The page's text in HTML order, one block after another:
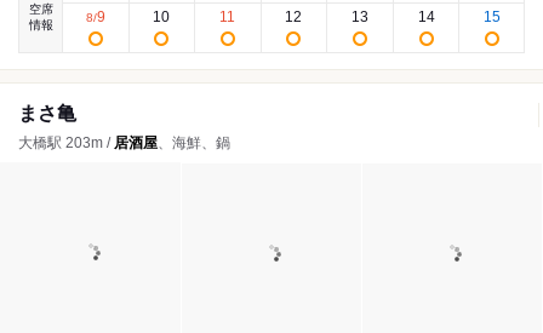
空席
情報
8/9 10 11 12 13 14 15
まさ亀
大橋駅 203m / 居酒屋、海鮮、鍋